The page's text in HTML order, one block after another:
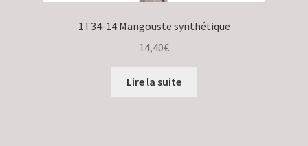
1T34-14 Mangouste synthétique
14,40€
Lire la suite